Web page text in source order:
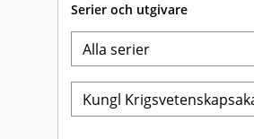
Serier och utgivare